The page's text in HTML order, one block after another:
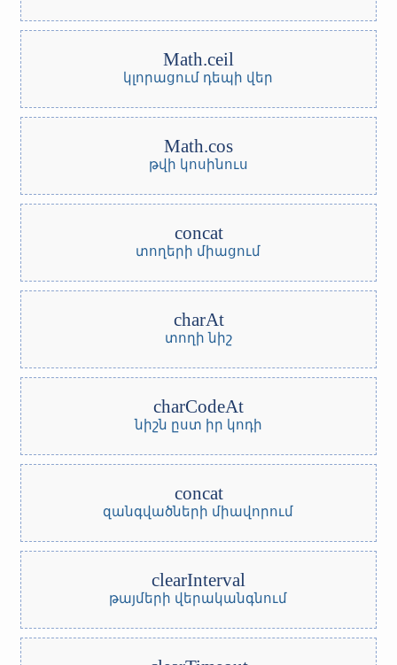
Math.ceil
կլորացում դեպի վեր
Math.cos
թվի կոսինուս
concat
տողերի միացում
charAt
տողի նիշ
charCodeAt
նիշն ըստ իր կոդի
concat
զանգվածների միավորում
clearInterval
թայմերի վերականգնում